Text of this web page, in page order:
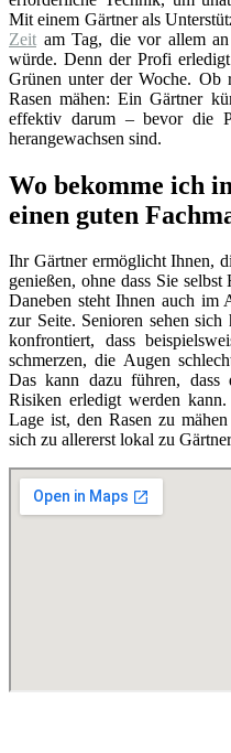
Mit einem Gärtner als
Zeit am Tag, die vor allem
würde. Denn der Profi
Grünen unter der Woche. Ob
Rasen mähen: Ein Gärtner
effektiv darum – bevor die
herangewachsen sind.
Wo bekomme ich
einen guten
Ihr Gärtner ermöglicht Ihnen,
genießen, ohne dass Sie
Daneben steht Ihnen auch im
zur Seite. Senioren sehen
konfrontiert, dass
schmerzen, die Augen
Das kann dazu führen, dass
Risiken erledigt werden
Lage ist, den Rasen zu
sich zu allererst lokal zu